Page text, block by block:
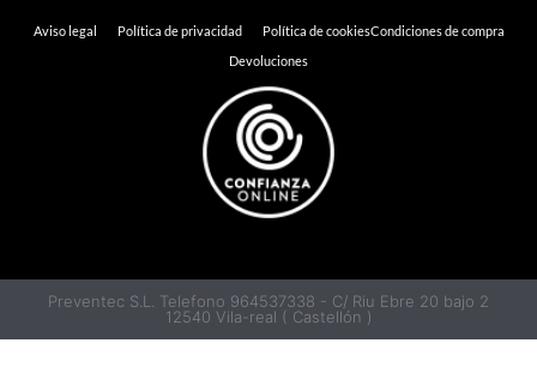
Aviso legal Política de privacidad Política de cookiesCondiciones de compra
Devoluciones
Preventec S.L. Telefono 964537338 - C/ Riu Ebre 20 bajo 2
12540 Vila-real ( Castellón )